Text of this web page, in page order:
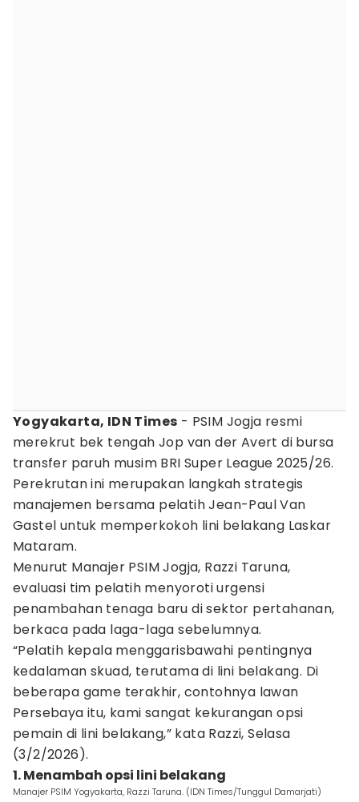
Yogyakarta, IDN Times - PSIM Jogja resmi
merekrut bek tengah Jop van der Avert di bursa
transfer paruh musim BRI Super League 2025/26.
Perekrutan ini merupakan langkah strategis
manajemen bersama pelatih Jean-Paul Van
Gastel untuk memperkokoh lini belakang Laskar
Mataram.
Menurut Manajer PSIM Jogja, Razzi Taruna,
evaluasi tim pelatih menyoroti urgensi
penambahan tenaga baru di sektor pertahanan,
berkaca pada laga-laga sebelumnya.
“Pelatih kepala menggarisbawahi pentingnya
kedalaman skuad, terutama di lini belakang. Di
beberapa game terakhir, contohnya lawan
Persebaya itu, kami sangat kekurangan opsi
pemain di lini belakang,” kata Razzi, Selasa
(3/2/2026).
1. Menambah opsi lini belakang
Manajer PSIM Yogyakarta, Razzi Taruna. (IDN Times/Tunggul Damarjati)